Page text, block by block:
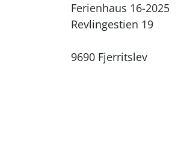
Ferienhaus 16-2025
Revlingestien 19
9690 Fjerritslev